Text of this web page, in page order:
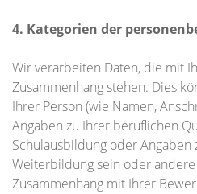
4. Kategorien der
Wir verarbeiten Daten, die mit
Zusammenhang stehen. Dies
Ihrer Person (wie Namen,
Angaben zu Ihrer beruflichen
Schulausbildung oder Angaben
Weiterbildung sein oder
Zusammenhang mit Ihrer